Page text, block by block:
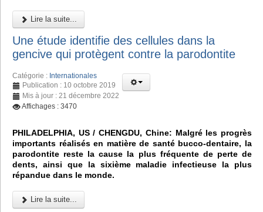
Lire la suite...
Une étude identifie des cellules dans la
gencive qui protègent contre la parodontite
Catégorie : Internationales
Publication : 10 octobre 2019
Mis à jour : 21 décembre 2022
Affichages : 3470
PHILADELPHIA, US / CHENGDU, Chine: Malgré les progrès
importants réalisés en matière de santé bucco-dentaire, la
parodontite reste la cause la plus fréquente de perte de
dents, ainsi que la sixième maladie infectieuse la plus
répandue dans le monde.
Lire la suite...